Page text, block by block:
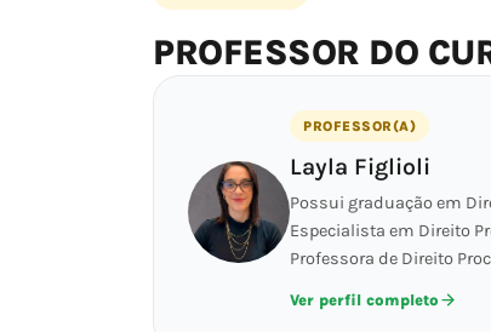
PROFESSOR DO
PROFESSOR(A)
Layla Figlioli
Possui graduação em
Especialista em Direito
Professora de Direito
Ver perfil completo